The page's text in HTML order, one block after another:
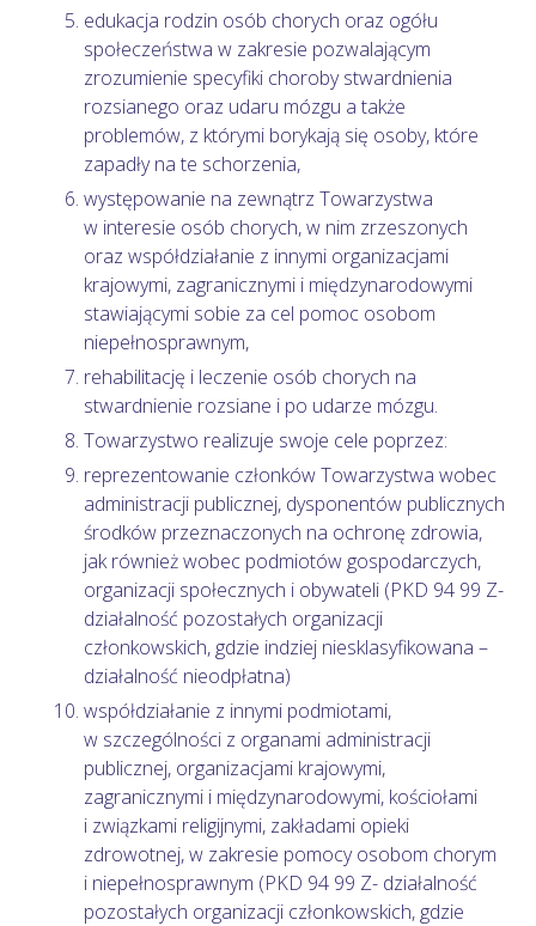
edukacja rodzin osób chorych oraz ogółu
społeczeństwa w zakresie pozwalającym
zrozumienie specyfiki choroby stwardnienia
rozsianego oraz udaru mózgu a także
problemów, z którymi borykają się osoby, które
zapadły na te schorzenia,
występowanie na zewnątrz Towarzystwa
w interesie osób chorych, w nim zrzeszonych
oraz współdziałanie z innymi organizacjami
krajowymi, zagranicznymi i międzynarodowymi
stawiającymi sobie za cel pomoc osobom
niepełnosprawnym,
rehabilitację i leczenie osób chorych na
stwardnienie rozsiane i po udarze mózgu.
Towarzystwo realizuje swoje cele poprzez:
reprezentowanie członków Towarzystwa wobec
administracji publicznej, dysponentów publicznych
środków przeznaczonych na ochronę zdrowia,
jak również wobec podmiotów gospodarczych,
organizacji społecznych i obywateli (PKD 94 99 Z-
działalność pozostałych organizacji
członkowskich, gdzie indziej niesklasyfikowana –
działalność nieodpłatna)
współdziałanie z innymi podmiotami,
w szczególności z organami administracji
publicznej, organizacjami krajowymi,
zagranicznymi i międzynarodowymi, kościołami
i związkami religijnymi, zakładami opieki
zdrowotnej, w zakresie pomocy osobom chorym
i niepełnosprawnym (PKD 94 99 Z- działalność
pozostałych organizacji członkowskich, gdzie